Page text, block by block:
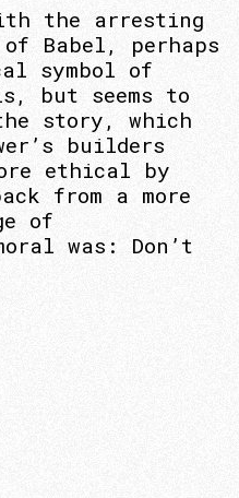
the arresting
Babel, perhaps
symbol of
but seems to
story, which
builders
ethical by
from a more
of
was: Don’t